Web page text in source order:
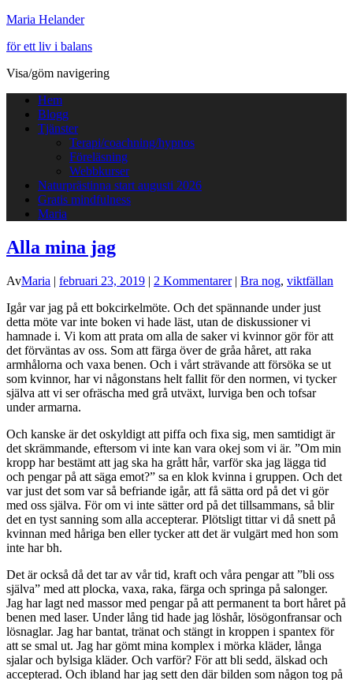
Maria Helander
för ett liv i balans
Visa/göm navigering
Hem
Blogg
Tjänster
Terapi/coachning/hypnos
Föreläsning
Webbkurser
Naturprästinna start augusti 2026
Gratis mindfulness
Maria
Alla mina jag
AvMaria | februari 23, 2019 | 2 Kommentarer| Bra nog, viktfällan
Igår var jag på ett bokcirkelmöte. Och det spännande under just
detta möte var inte boken vi hade läst, utan de diskussioner vi
hamnade i. Vi kom att prata om alla de saker vi kvinnor gör för att
det förväntas av oss. Som att färga över de gråa håret, att raka
armhålorna och vaxa benen. Och i vårt strävande att försöka se ut
som kvinnor, har vi någonstans helt fallit för den normen, vi tycker
själva att vi ser ofräscha med grå utväxt, lurviga ben och tofsar
under armarna.
Och kanske är det oskyldigt att piffa och fixa sig, men samtidigt är
det skrämmande, eftersom vi inte kan vara okej som vi är. ”Om min
kropp har bestämt att jag ska ha grått hår, varför ska jag lägga tid
och pengar på att säga emot?” sa en klok kvinna i gruppen. Och det
var just det som var så befriande igår, att få sätta ord på det vi gör
med oss själva. För om vi inte sätter ord på det tillsammans, så blir
det en tyst sanning som alla accepterar. Plötsligt tittar vi då snett på
kvinnan med håriga ben eller tycker att det är vulgärt med hon som
inte har bh.
Det är också då det tar av vår tid, kraft och våra pengar att ”bli oss
själva” med att plocka, vaxa, raka, färga och springa på salonger.
Jag har lagt ned massor med pengar på att permanent ta bort håret på
benen med laser. Under lång tid hade jag löshår, lösögonfransar och
lösnaglar. Jag har bantat, tränat och stängt in kroppen i spantex för
att se smal ut. Jag har gömt mina komplex i mörka kläder, långa
sjalar och bylsiga kläder. Och varför? För att bli sedd, älskad och
accepterad. Och ibland har jag sett den där bilden som någon tog på